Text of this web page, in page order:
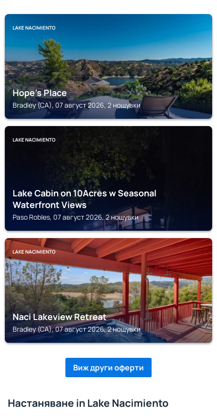
LAKE NACIMIENTO
Hope's Place
Bradley (CA), 07 август 2026, 2 нощувки
LAKE NACIMIENTO
Lake Cabin on 10Acres w Seasonal
Waterfront Views
Paso Robles, 07 август 2026, 2 нощувки
LAKE NACIMIENTO
Naci Lakeview Retreat
Bradley (CA), 07 август 2026, 2 нощувки
Виж други оферти
Настаняване in Lake Nacimiento